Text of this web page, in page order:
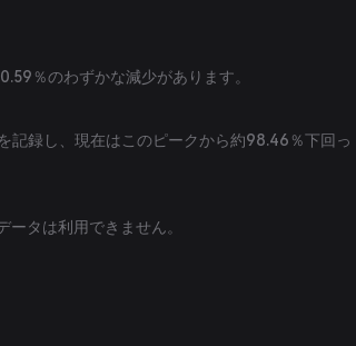
％のわずかな減少があります。
録し、現在はこのピークから約98.46％下回っ
タは利用できません。